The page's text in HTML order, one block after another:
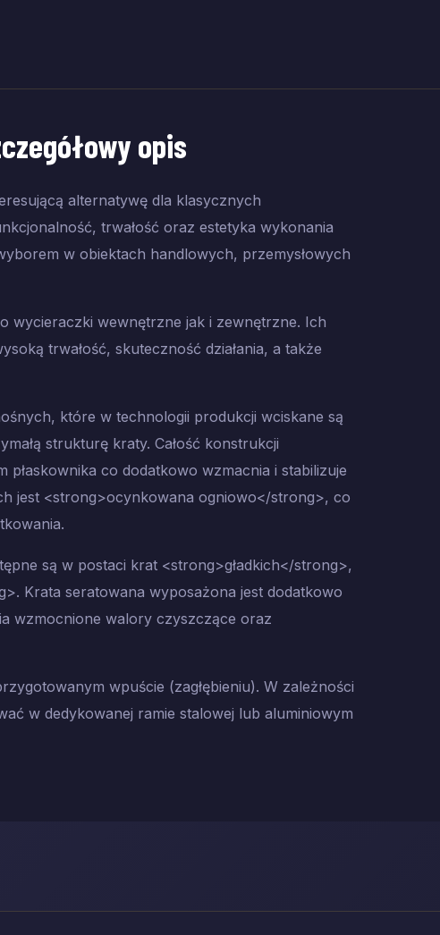
opis
alternatywę dla klasycznych
trwałość oraz estetyka wykonania
w obiektach handlowych, przemysłowych
wycieraczki wewnętrzne jak i zewnętrzne. Ich
trwałość, skuteczność działania, a także
które w technologii produkcji wciskane są
strukturę kraty. Całość konstrukcji
płaskownika co dodatkowo wzmacnia i stabilizuje
jest <strong>ocynkowana ogniowo</strong>, co
są w postaci krat <strong>gładkich</strong>,
Krata seratowana wyposażona jest dodatkowo
wzmocnione walory czyszczące oraz
wpuście (zagłębieniu). W zależności
w dedykowanej ramie stalowej lub aluminiowym